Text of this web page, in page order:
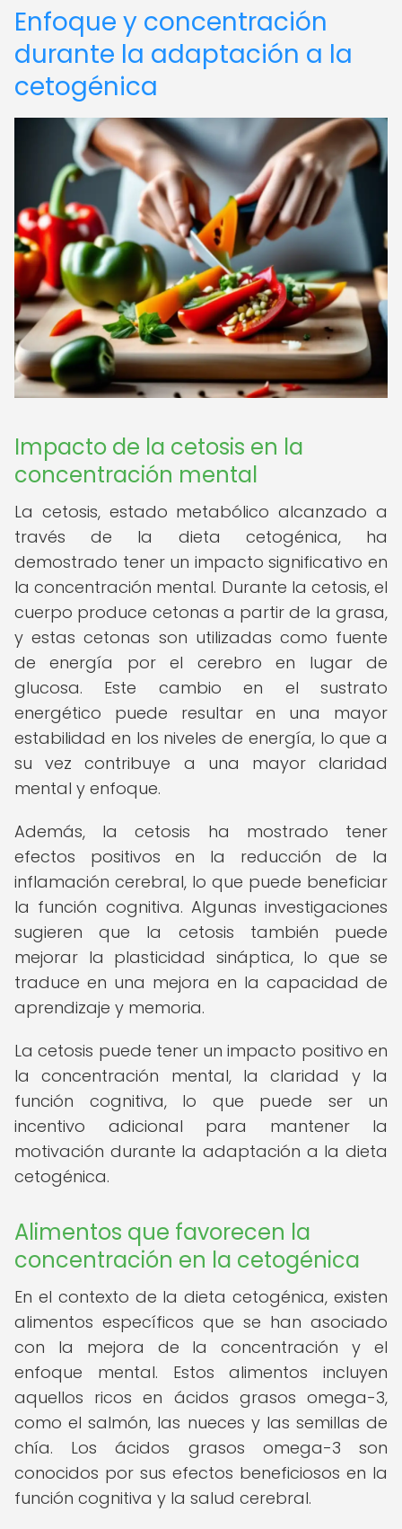
Enfoque y concentración
durante la adaptación a la
cetogénica
Impacto de la cetosis en la
concentración mental
La cetosis, estado metabólico alcanzado a
través de la dieta cetogénica, ha
demostrado tener un impacto significativo en
la concentración mental. Durante la cetosis, el
cuerpo produce cetonas a partir de la grasa,
y estas cetonas son utilizadas como fuente
de energía por el cerebro en lugar de
glucosa. Este cambio en el sustrato
energético puede resultar en una mayor
estabilidad en los niveles de energía, lo que a
su vez contribuye a una mayor claridad
mental y enfoque.
Además, la cetosis ha mostrado tener
efectos positivos en la reducción de la
inflamación cerebral, lo que puede beneficiar
la función cognitiva. Algunas investigaciones
sugieren que la cetosis también puede
mejorar la plasticidad sináptica, lo que se
traduce en una mejora en la capacidad de
aprendizaje y memoria.
La cetosis puede tener un impacto positivo en
la concentración mental, la claridad y la
función cognitiva, lo que puede ser un
incentivo adicional para mantener la
motivación durante la adaptación a la dieta
cetogénica.
Alimentos que favorecen la
concentración en la cetogénica
En el contexto de la dieta cetogénica, existen
alimentos específicos que se han asociado
con la mejora de la concentración y el
enfoque mental. Estos alimentos incluyen
aquellos ricos en ácidos grasos omega-3,
como el salmón, las nueces y las semillas de
chía. Los ácidos grasos omega-3 son
conocidos por sus efectos beneficiosos en la
función cognitiva y la salud cerebral.